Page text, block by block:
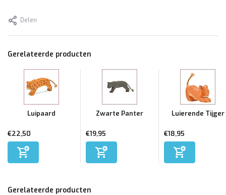
Delen
Gerelateerde producten
Luipaard
€22,50
Zwarte Panter
€19,95
Luierende Tijger
€18,95
Gerelateerde producten